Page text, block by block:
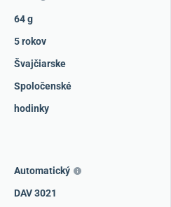
64 g
5 rokov
Švajčiarske
Spoločenské
hodinky
Automatický
DAV 3021